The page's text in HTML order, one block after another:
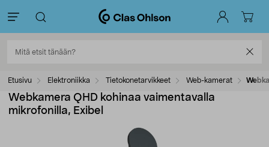
Etusivu Elektroniikka Tietokonetarvikkeet Web-kamerat
Webkamera QHD kohinaa vaimentavalla
mikrofonilla, Exibel